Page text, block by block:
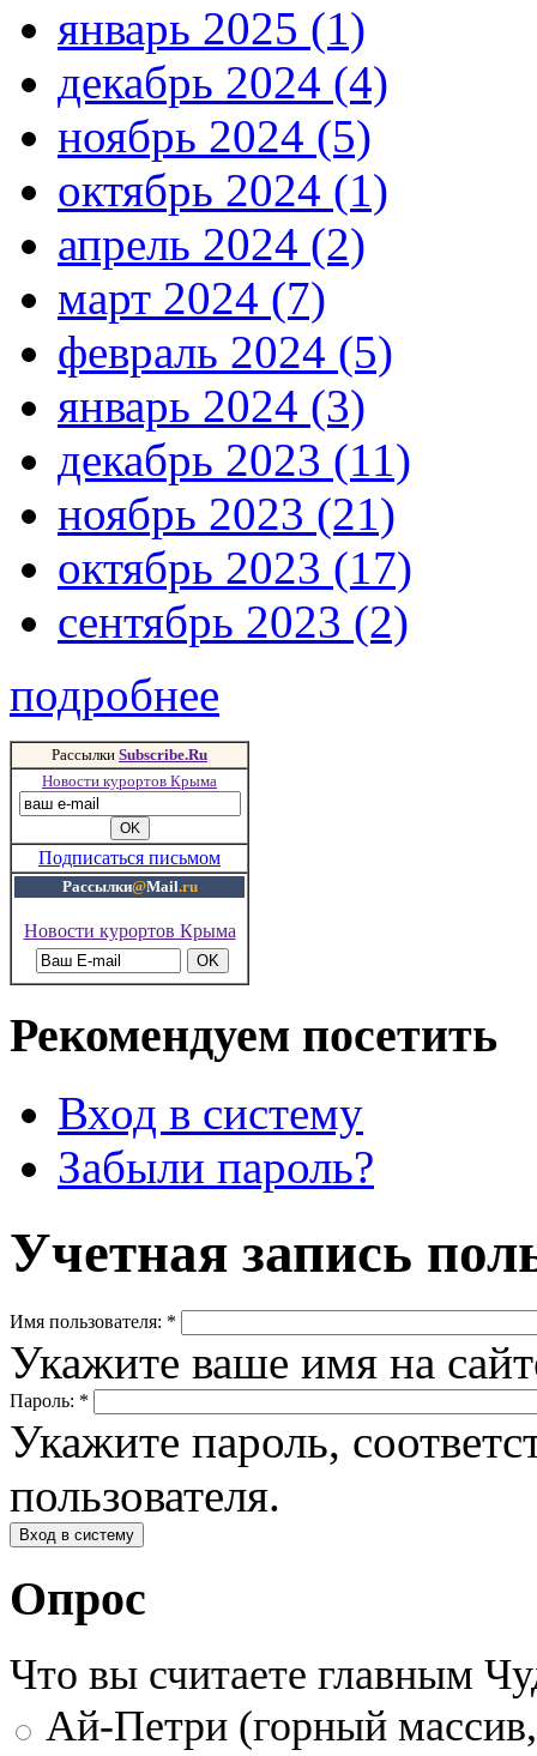
январь 2025 (1)
декабрь 2024 (4)
ноябрь 2024 (5)
октябрь 2024 (1)
апрель 2024 (2)
март 2024 (7)
февраль 2024 (5)
январь 2024 (3)
декабрь 2023 (11)
ноябрь 2023 (21)
октябрь 2023 (17)
сентябрь 2023 (2)
подробнее
Рассылки Subscribe.Ru
Новости курортов Крыма
Подписаться письмом
Рассылки@Mail.ru
Новости курортов Крыма
Рекомендуем посетить
Вход в систему
Забыли пароль?
Учетная запись
Имя пользователя: *
Укажите ваше имя на
Пароль: *
Укажите пароль,
пользователя.
Опрос
Что вы считаете главным
Ай-Петри (горный